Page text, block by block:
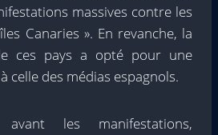
massives contre les
Canaries ». En revanche, la
ces pays a opté pour une
celle des médias espagnols.
les manifestations,